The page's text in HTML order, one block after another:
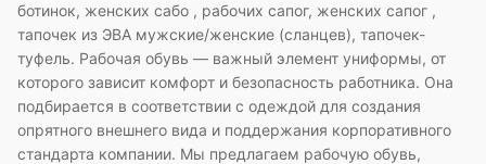
ботинок, женских сабо , рабочих сапог, женских сапог ,
тапочек из ЭВА мужские/женские (сланцев), тапочек-
туфель. Рабочая обувь — важный элемент униформы, от
которого зависит комфорт и безопасность работника. Она
подбирается в соответствии с одеждой для создания
опрятного внешнего вида и поддержания корпоративного
стандарта компании. Мы предлагаем рабочую обувь,